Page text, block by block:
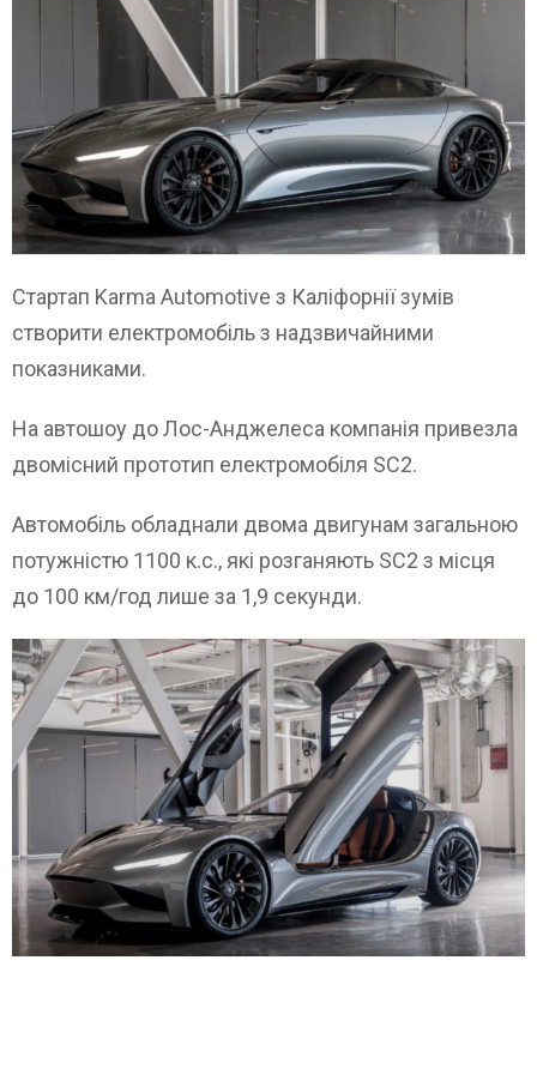
Стартап Karma Automotive з Каліфорнії зумів
створити електромобіль з надзвичайними
показниками.
На автошоу до Лос-Анджелеса компанія привезла
двомісний прототип електромобіля SC2.
Автомобіль обладнали двома двигунам загальною
потужністю 1100 к.с., які розганяють SC2 з місця
до 100 км/год лише за 1,9 секунди.